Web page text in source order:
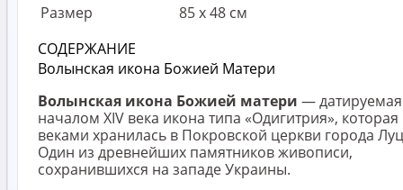
Размер
85 х 48 см
СОДЕРЖАНИЕ
Волынская икона Божией Матери
Волынская икона Божией матери — датируемая
началом XIV века икона типа «Одигитрия», которая
веками хранилась в Покровской церкви города
Один из древнейших памятников живописи,
сохранившихся на западе Украины.